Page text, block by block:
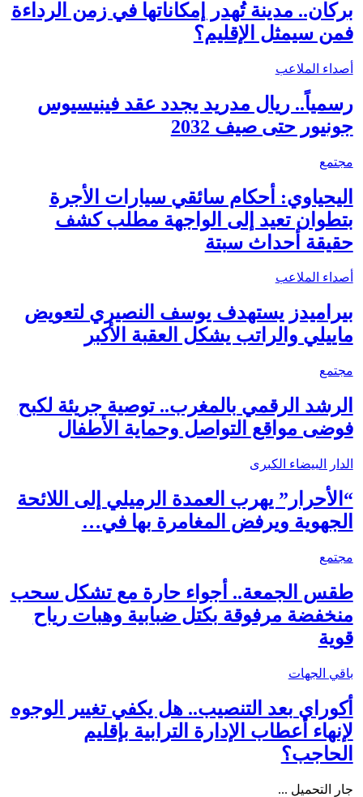
بركان.. مدينة تُهدر إمكاناتها في زمن الرداءة
فمن سيمثل الإقليم؟
أصداء الملاعب
رسمياً.. ريال مدريد يجدد عقد فينيسيوس
جونيور حتى صيف 2032
مجتمع
اليحياوي: أحكام سائقي سيارات الأجرة
بتطوان تعيد إلى الواجهة مطلب كشف
حقيقة أحداث سبتة
أصداء الملاعب
بيراميدز يستهدف يوسف النصيري لتعويض
ماييلي والراتب يشكل العقبة الأكبر
مجتمع
الرشد الرقمي بالمغرب.. توصية جريئة لكبح
فوضى مواقع التواصل وحماية الأطفال
الدار البيضاء الكبرى
“الأحرار” يهرب العمدة الرميلي إلى اللائحة
الجهوية ويرفض المغامرة بها في…
مجتمع
طقس الجمعة.. أجواء حارة مع تشكل سحب
منخفضة مرفوقة بكتل ضبابية وهبات رياح
قوية
باقي الجهات
أكوراي بعد التنصيب.. هل يكفي تغيير الوجوه
لإنهاء أعطاب الإدارة الترابية بإقليم
الحاجب؟
جار التحميل ...